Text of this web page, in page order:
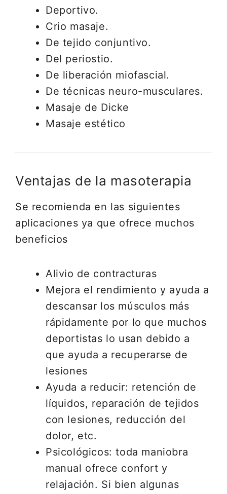
Deportivo.
Crio masaje.
De tejido conjuntivo.
Del periostio.
De liberación miofascial.
De técnicas neuro-musculares.
Masaje de Dicke
Masaje estético
Ventajas de la masoterapia
Se recomienda en las siguientes
aplicaciones ya que ofrece muchos
beneficios
Alivio de contracturas
Mejora el rendimiento y ayuda a
descansar los músculos más
rápidamente por lo que muchos
deportistas lo usan debido a
que ayuda a recuperarse de
lesiones
Ayuda a reducir: retención de
líquidos, reparación de tejidos
con lesiones, reducción del
dolor, etc.
Psicológicos: toda maniobra
manual ofrece confort y
relajación. Si bien algunas